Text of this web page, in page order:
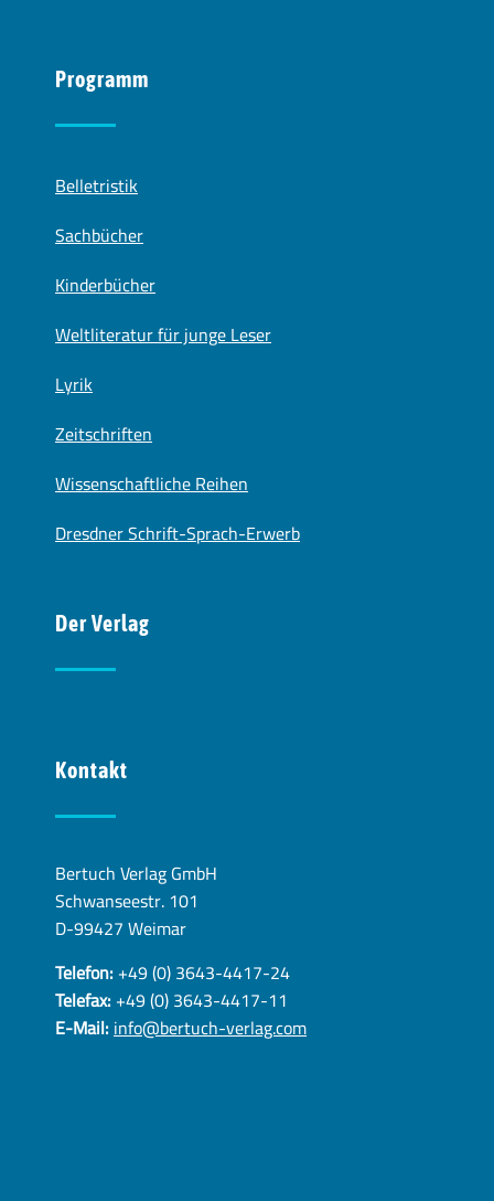
Programm
Belletristik
Sachbücher
Kinderbücher
Weltliteratur für junge Leser
Lyrik
Zeitschriften
Wissenschaftliche Reihen
Dresdner Schrift-Sprach-Erwerb
Der Verlag
Kontakt
Bertuch Verlag GmbH
Schwanseestr. 101
D-99427 Weimar
Telefon:+49 (0) 3643-4417-24
Telefax:+49 (0) 3643-4417-11
E-Mail:info@bertuch-verlag.com